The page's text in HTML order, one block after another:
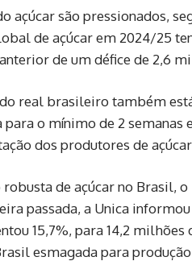
açúcar são pressionados,
de açúcar em 2024/25
de um défice de 2,6
real brasileiro também
o mínimo de 2 semanas
dos produtores de
robusta de açúcar no Brasil,
passada, a Unica
15,7%, para 14,2
esmagada para